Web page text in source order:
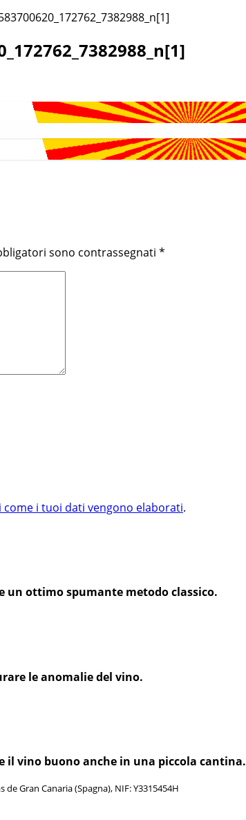
sono contrassegnati *
come i tuoi dati vengono elaborati.
un ottimo spumante metodo classico.
le anomalie del vino.
il vino buono anche in una piccola cantina.
Gran Canaria (Spagna), NIF: Y3315454H